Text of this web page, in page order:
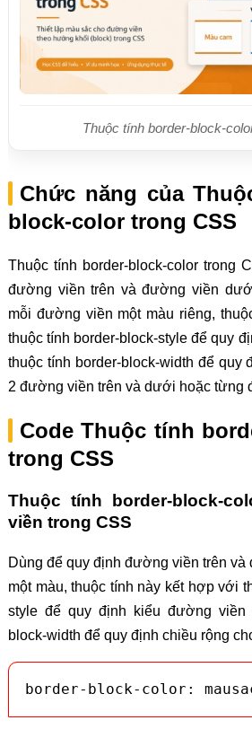
Thuộc tính border-block-
Chức năng của
block-color trong CSS
Thuộc tính border-block-color trong
đường viền trên và đường viền
mỗi đường viền một màu riêng,
thuộc tính border-block-style để quy
thuộc tính border-block-width để quy
2 đường viền trên và dưới hoặc từng
Code Thuộc tính
trong CSS
Thuộc tính border-block-
viền trong CSS
Dùng để quy định đường viền trên
một màu, thuộc tính này kết hợp với
style để quy định kiểu đường viền
block-width để quy định chiều rộng
border-block-color: